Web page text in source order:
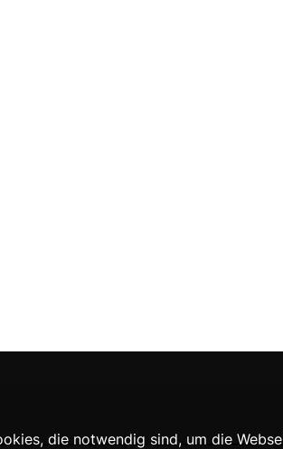
die notwendig sind, um die